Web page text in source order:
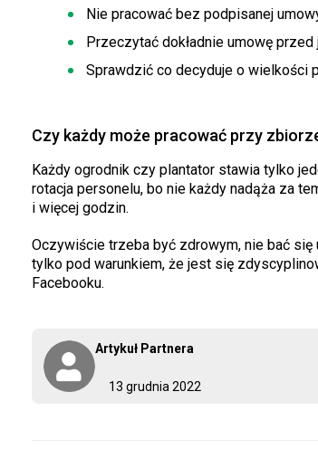
13 grudnia 2022
Artykuł Partnera
Nie pracować bez podpisanej
Przeczytać dokładnie umowę
Sprawdzić co decyduje o wielkości
Czy każdy może pracować przy
Każdy ogrodnik czy plantator stawia tylko
rotacja personelu, bo nie każdy nadąża za
i więcej godzin.
Oczywiście trzeba być zdrowym, nie bać się
tylko pod warunkiem, że jest się
Facebooku.